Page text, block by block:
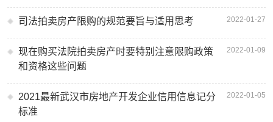
2022-01-27
司法拍卖房产限购的规范要旨与适用思考
2022-01-09
现在购买法院拍卖房产时要特别注意限购政策
和资格这些问题
2022-01-05
2021最新武汉市房地产开发企业信用信息记分
标准